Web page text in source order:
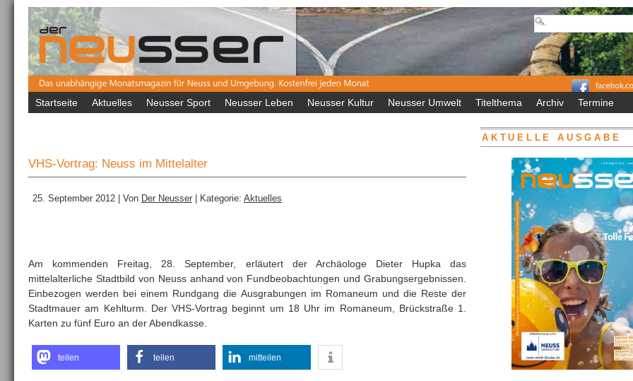
Startseite Aktuelles Neusser Sport Neusser Leben Neusser Kultur Neusser Umwelt Titelthema Archiv Termine
VHS-Vortrag: Neuss im Mittelalter
25. September 2012 | Von Der Neusser | Kategorie: Aktuelles
Am kommenden Freitag, 28. September, erläutert der Archäologe Dieter Hupka das
mittelalterliche Stadtbild von Neuss anhand von Fundbeobachtungen und Grabungsergebnissen.
Einbezogen werden bei einem Rundgang die Ausgrabungen im Romaneum und die Reste der
Stadtmauer am Kehlturm. Der VHS-Vortrag beginnt um 18 Uhr im Romaneum, Brückstraße 1.
Karten zu fünf Euro an der Abendkasse.
teilen teilen mitteilen
AKTUELLE AUSGABE